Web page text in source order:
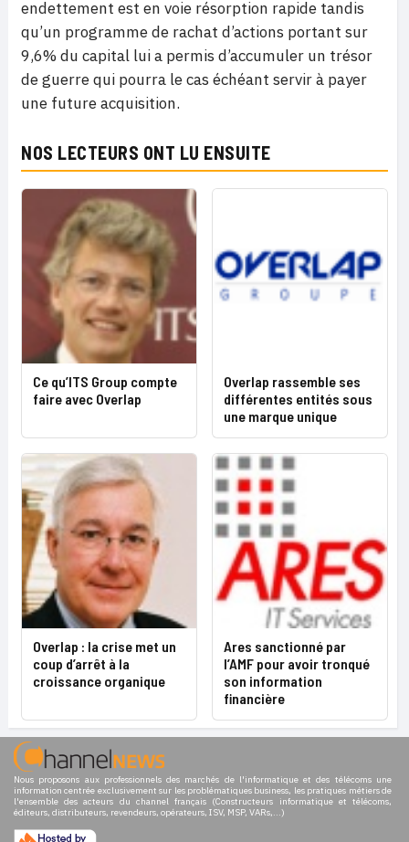
endettement est en voie résorption rapide tandis
qu’un programme de rachat d’actions portant sur
9,6% du capital lui a permis d’accumuler un trésor
de guerre qui pourra le cas échéant servir à payer
une future acquisition.
NOS LECTEURS ONT LU ENSUITE
Ce qu’ITS Group compte
faire avec Overlap
Overlap rassemble ses
différentes entités sous
une marque unique
Overlap : la crise met un
coup d’arrêt à la
croissance organique
Ares sanctionné par
l’AMF pour avoir tronqué
son information
financière
Nous proposons aux professionnels des marchés de l'informatique et des télécoms une
information centrée exclusivement sur les problématiques business, les pratiques métiers de
l'ensemble des acteurs du channel français (Constructeurs informatique et télécoms,
éditeurs, distributeurs, revendeurs, opérateurs, ISV, MSP, VARs,...)